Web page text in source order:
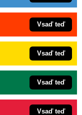
Vsaď teď
Vsaď teď
Vsaď teď
Vsaď teď